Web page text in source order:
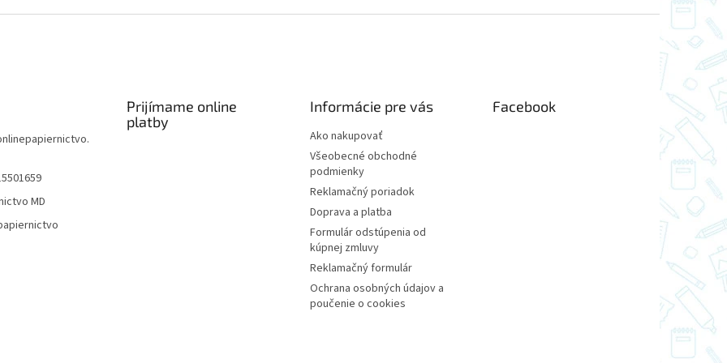
MD
Prijímame online
platby
Informácie pre vás
Ako nakupovať
Všeobecné obchodné
podmienky
Reklamačný poriadok
Doprava a platba
Formulár odstúpenia od
kúpnej zmluvy
Reklamačný formulár
Ochrana osobných údajov a
poučenie o cookies
Facebook